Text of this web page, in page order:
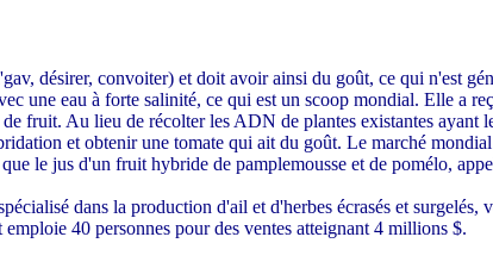
désirer, convoiter) et doit avoir ainsi du goût, ce qui n'est
une eau à forte salinité, ce qui est un scoop mondial. Elle a
fruit. Au lieu de récolter les ADN de plantes existantes ayant
et obtenir une tomate qui ait du goût. Le marché
le jus d'un fruit hybride de pamplemousse et de pomélo,
dans la production d'ail et d'herbes écrasés et surgelés,
40 personnes pour des ventes atteignant 4 millions $.